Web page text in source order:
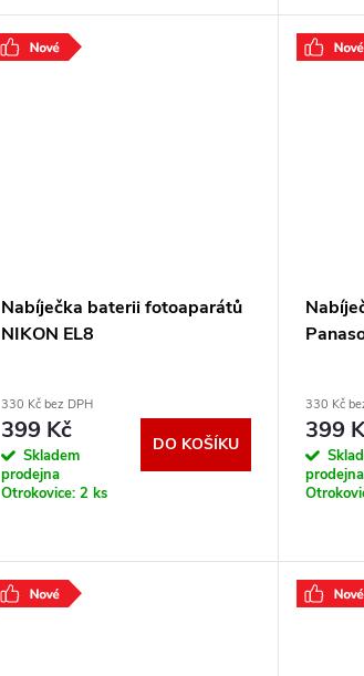
Nabíječka baterii fotoaparátů
NIKON EL8
330 Kč bez DPH
399 Kč
Skladem
prodejna
Otrokovice:2 ks
DO KOŠÍKU
330 Kč
399
prodejna